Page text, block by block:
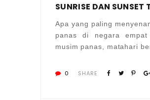
SUNRISE DAN SUNSET
Apa yang paling
panas di negara
musim panas, matahari
0 SHARE